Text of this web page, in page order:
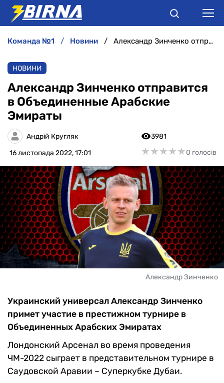
АНАЛІТИКА
ІНТЕРВ'Ю
РІЗНЕ
БУКМЕКЕРИ
команда №1 новини Александр Зинченко отправится в Объединенные Арабские Эмираты
НОВИНИ
Александр Зинченко отправится
в Объединенные Арабские
Эмираты
Андрій Кругляк
16 листопада 2022, 17:01
3981
★★★★★
★★★★★0 голосів
Александр Зинченко
Украинский универсал Александр Зинченко
примет участие в престижном турнире в
Объединенных Арабских Эмиратах
Лондонский Арсенал во время проведения
ЧМ-2022 сыграет в представительном турнире в
Саудовской Аравии – Суперкубке Дубаи.